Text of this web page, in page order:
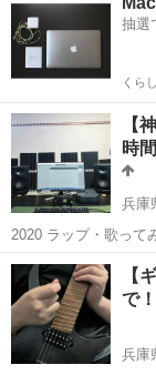
抽選
くら
【
時
兵庫
2020 ラップ・歌って
できま…
兵庫 神戸市
【
で
兵庫